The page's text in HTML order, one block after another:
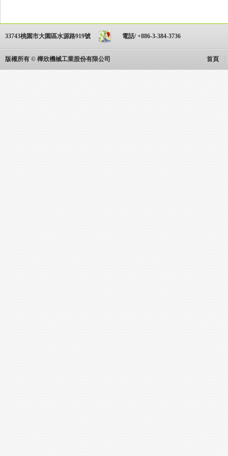
33743桃園市大園區水源路919號 電話/ +886-3-384-3736
版權所有 © 樺欣機械工業股份有限公司 首頁